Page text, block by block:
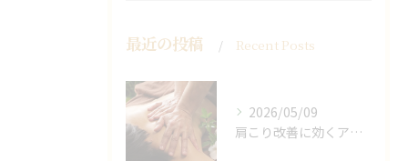
最近の投稿 Recent Posts
2026/05/09
肩こり改善に効くアロマリンパの手技と効果